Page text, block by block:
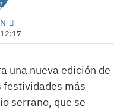
una nueva edición de
festividades más
serrano, que se